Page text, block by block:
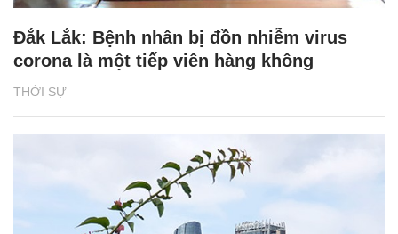
THỜI SỰ
Đắk Lắk: Bệnh nhân bị đồn nhiễm virus
corona là một tiếp viên hàng không